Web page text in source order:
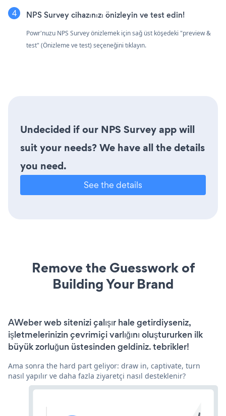
NPS Survey cihazınızı önizleyin ve test edin!
Powr'nuzu NPS Survey önizlemek için sağ üst köşedeki "preview &
test" (Önizleme ve test) seçeneğini tıklayın.
Undecided if our NPS Survey app will
suit your needs? We have all the details
you need.
See the details
Remove the Guesswork of
Building Your Brand
AWeber web sitenizi çalışır hale getirdiyseniz,
işletmelerinizin çevrimiçi varlığını oluştururken ilk
büyük zorluğun üstesinden geldiniz. tebrikler!
Ama sonra the hard part geliyor: draw in, captivate, turn
nasıl yapılır ve daha fazla ziyaretçi nasıl desteklenir?